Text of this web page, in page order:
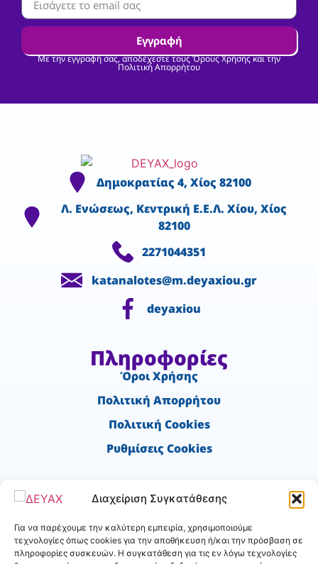
Διαχείριση Συγκατάθεσης
Για να παρέχουμε την καλύτερη εμπειρία, χρησιμοποιούμε
τεχνολογίες όπως cookies για την αποθήκευση ή/και την πρόσβαση σε
πληροφορίες συσκευών. Η συγκατάθεση για τις εν λόγω τεχνολογίες
Εγγραφή
Με την εγγραφή σας, αποδέχεστε τους Όρους Χρήσης και την
Πολιτική Απορρήτου
Δημοκρατίας 4, Χίος 82100
Λ. Ενώσεως, Κεντρική Ε.Ε.Λ. Χίου, Χίος
82100
2271044351
katanalotes@m.deyaxiou.gr
deyaxiou
Πληροφορίες
Όροι Χρήσης
Πολιτική Απορρήτου
Πολιτική Cookies
Ρυθμίσεις Cookies
Χρήσιμα
Αιτήσεις Αποχέτευσης